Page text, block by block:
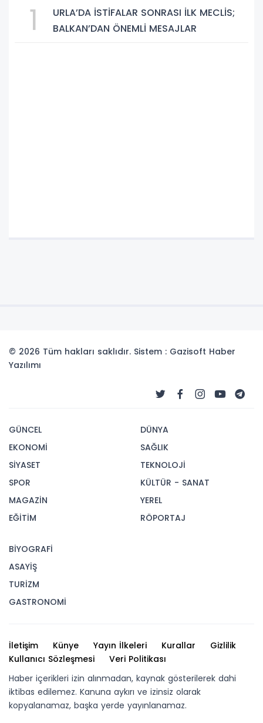
1
URLA’DA İSTİFALAR SONRASI İLK MECLİS;
BALKAN’DAN ÖNEMLİ MESAJLAR
© 2026 Tüm hakları saklıdır. Sistem : Gazisoft Haber
Yazılımı
GÜNCEL
EKONOMİ
SİYASET
SPOR
MAGAZİN
EĞİTİM
DÜNYA
SAĞLIK
TEKNOLOJİ
KÜLTÜR - SANAT
YEREL
RÖPORTAJ
BİYOGRAFİ
ASAYİŞ
TURİZM
GASTRONOMİ
İletişim Künye Yayın İlkeleri Kurallar
Gizlilik
Kullanıcı Sözleşmesi
Veri Politikası
Haber içerikleri izin alınmadan, kaynak gösterilerek dahi
iktibas edilemez. Kanuna aykırı ve izinsiz olarak
kopyalanamaz, başka yerde yayınlanamaz.